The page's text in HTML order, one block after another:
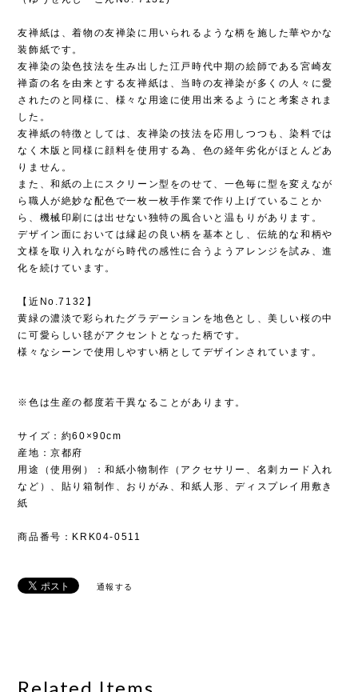
友禅紙は、着物の友禅染に用いられるような柄を施した華やかな
装飾紙です。
友禅染の染色技法を生み出した江戸時代中期の絵師である宮崎友
禅斎の名を由来とする友禅紙は、当時の友禅染が多くの人々に愛
されたのと同様に、様々な用途に使用出来るようにと考案されま
した。
友禅紙の特徴としては、友禅染の技法を応用しつつも、染料では
なく木版と同様に顔料を使用する為、色の経年劣化がほとんどあ
りません。
また、和紙の上にスクリーン型をのせて、一色毎に型を変えなが
ら職人が絶妙な配色で一枚一枚手作業で作り上げていることか
ら、機械印刷には出せない独特の風合いと温もりがあります。
デザイン面においては縁起の良い柄を基本とし、伝統的な和柄や
文様を取り入れながら時代の感性に合うようアレンジを試み、進
化を続けています。
【近No.7132】
黄緑の濃淡で彩られたグラデーションを地色とし、美しい桜の中
に可愛らしい毬がアクセントとなった柄です。
様々なシーンで使用しやすい柄としてデザインされています。
※色は生産の都度若干異なることがあります。
サイズ：約60×90cm
産地：京都府
用途（使用例）：和紙小物制作（アクセサリー、名刺カード入れ
など）、貼り箱制作、おりがみ、和紙人形、ディスプレイ用敷き
紙
商品番号：KRK04-0511
通報する
Related Items